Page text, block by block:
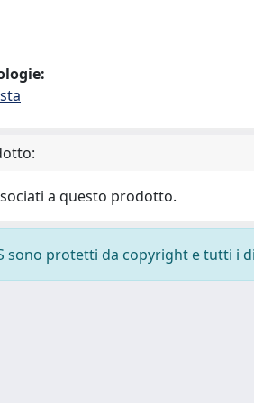
a questo prodotto.
sono protetti da copyright e tutti i